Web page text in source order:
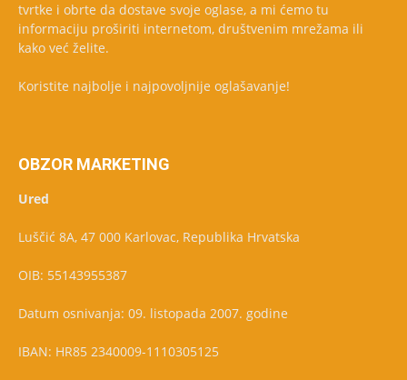
tvrtke i obrte da dostave svoje oglase, a mi ćemo tu
informaciju proširiti internetom, društvenim mrežama ili
kako već želite.
Koristite najbolje i najpovoljnije oglašavanje!
OBZOR MARKETING
Ured
Luščić 8A, 47 000 Karlovac, Republika Hrvatska
OIB: 55143955387
Datum osnivanja: 09. listopada 2007. godine
IBAN: HR85 2340009-1110305125